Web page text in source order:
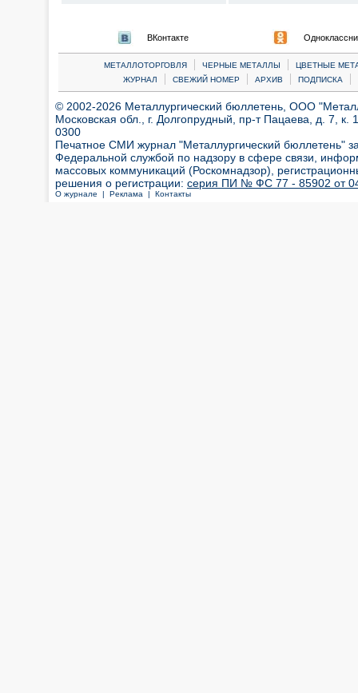
ВКонтакте
МЕТАЛЛОТОРГОВЛЯ | ЧЕРНЫЕ МЕТАЛЛЫ |
ЦВЕТНЫЕ
ЖУРНАЛ
| СВЕЖИЙ НОМЕР | АРХИВ | ПОДПИСКА |
© 2002-2026 Металлургический бюллетень, ООО
Московская обл., г. Долгопрудный, пр-т Пацаева, д. 7,
0300
Печатное СМИ журнал "Металлургический бюллетень"
Федеральной службой по надзору в сфере связи,
массовых коммуникаций (Роскомнадзор),
решения о регистрации: серия ПИ № ФС 77 - 85902 от 04
О журнале | Реклама | Контакты